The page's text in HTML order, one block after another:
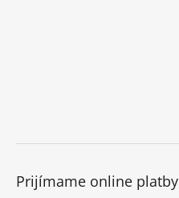
Prijímame online platby